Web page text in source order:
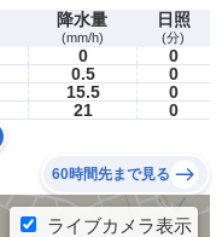
降水量
(mm/h)
日照
(分)
0
0
0.5
0
15.5
0
21 0
60時間先まで見る